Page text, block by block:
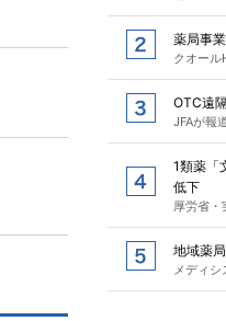
薬局事
クオー
OTC遠
JFAが報
1類薬「
低下
厚労省・
地域薬
メディ